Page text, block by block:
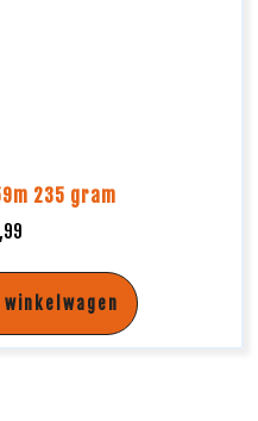
235 gram
winkelwagen